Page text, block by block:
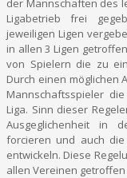
der Mannschaften des
Ligabetrieb frei
jeweiligen Ligen
in allen 3 Ligen
von Spielern die zu
Durch einen möglichen
Mannschaftsspieler
Liga. Sinn dieser
Ausgeglichenheit in
forcieren und auch
entwickeln. Diese
allen Vereinen